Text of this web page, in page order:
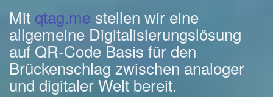
Mit qtag.me stellen wir eine
allgemeine Digitalisierungslösung
auf QR-Code Basis für den
Brückenschlag zwischen analoger
und digitaler Welt bereit.